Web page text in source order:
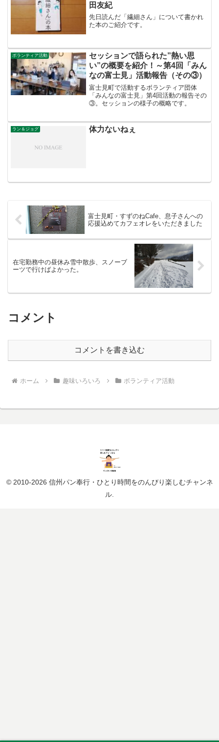
田友紀
先日読んだ「繊細さん」について書かれ
た本のご紹介です。
ボランティア活動
セッションで語られた”熱い思
い”の概要を紹介！～第4回「みん
なの富士見」活動報告（その③）
富士見町で活動するボランティア団体
「みんなの富士見」第4回活動の報告その
③。セッションの様子の概略です。
ラン＆ジョグ 体力ないねぇ
富士見町・すずのねCafe、息子さんへの
応援込めてカフェオレをいただきました
在宅勤務中の昼休み雪中散歩、スノーブ
ーツで行けばよかった。
コメント
コメントを書き込む
ホーム 趣味いろいろ ボランティア活動
© 2010-2026 信州パン奉行・ひとり時間をのんびり楽しむチャンネ
ル.